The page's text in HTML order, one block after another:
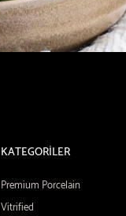
KATEGORİLER
Premium Porcelain
Vitrified